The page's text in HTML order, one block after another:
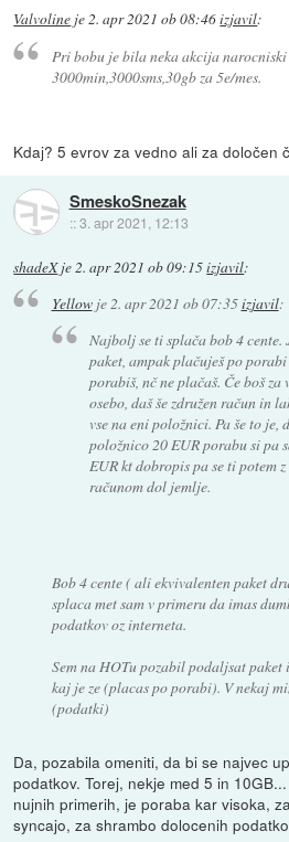
Valvoline je2. apr 2021 ob 08:46izjavil:
Pri bobu je bila neka akcija narocniski
3000min,3000sms,30gb za 5e/mes.
Kdaj? 5 evrov za vedno ali za določen
SmeskoSnezak
::3. apr 2021, 12:13
shadeXje2. apr 2021 ob 09:15izjavil:
Yellowje2. apr 2021 ob 07:35izjavil:
Najbolj se ti splača bob 4 cente.
paket, ampak plačuješ po
porabiš, nč ne plačaš. Če boš za
osebo, daš še združen račun in
vse na eni položnici. Pa še to je,
položnico 20 EUR porabu si pa
EUR kt dobropis pa se ti potem
računom dol jemlje.
Bob 4 cente ( ali ekvivalenten paket
splaca met sam v primeru da imas
podatkov oz interneta.
Sem na HOTu pozabil podaljsat
kaj je ze (placas po porabi). V nekaj
(podatki)
Da, pozabila omeniti, da bi se najvec
podatkov. Torej, nekje med 5 in
nujnih primerih, je poraba kar visoka,
syncajo, za shrambo dolocenih